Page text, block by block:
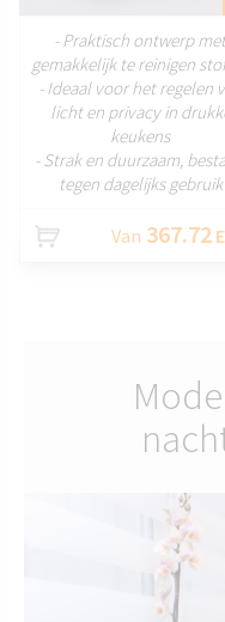
- Praktisch ontwerp met
gemakkelijk te reinigen
- Ideaal voor het regelen
licht en privacy in
keukens
- Strak en duurzaam,
tegen dagelijks gebruik
Van 367.72